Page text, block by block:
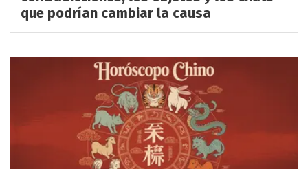
que podrían cambiar la causa